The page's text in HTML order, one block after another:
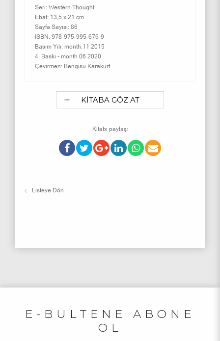
Seri: Western Thought
Ebat: 13,5 x 21 cm
Sayfa Sayısı: 86
ISBN: 978-975-995-676-9
Basım Yılı: month.11 2015
4. Baskı - month.06 2020
Çevirmen: Bengisu Karakurt
KİTABA GÖZ AT
Kitabı paylaş:
Listeye Dön
E-BÜLTENE ABONE
OL